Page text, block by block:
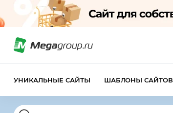
УНИКАЛЬНЫЕ САЙТЫ ШАБЛОНЫ САЙТОВ